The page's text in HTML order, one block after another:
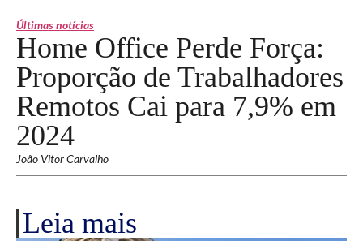
Últimas notícias
Home Office Perde Força:
Proporção de Trabalhadores
Remotos Cai para 7,9% em
2024
João Vitor Carvalho
Leia mais